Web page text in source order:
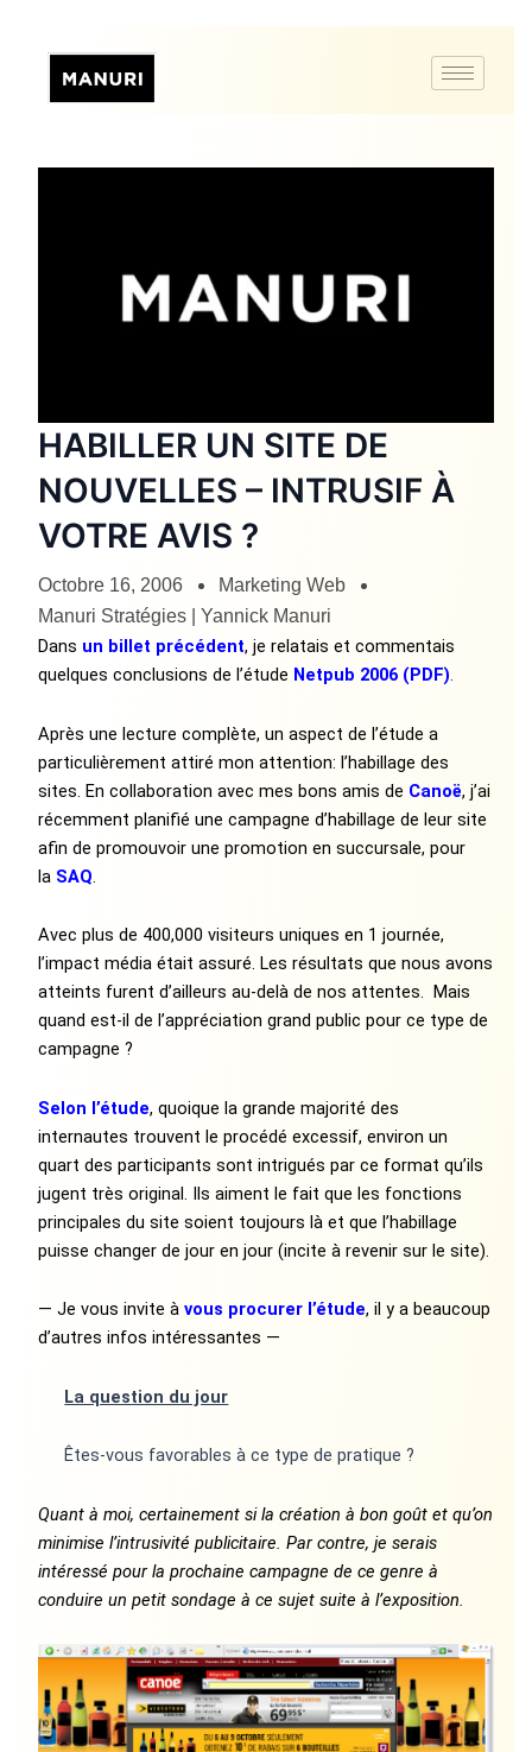
HABILLER UN SITE DE
NOUVELLES – INTRUSIF À
VOTRE AVIS ?
Octobre 16, 2006
Marketing Web
Manuri Stratégies | Yannick Manuri
Dans un billet précédent, je relatais et commentais
quelques conclusions de l’étude Netpub 2006 (PDF).
Après une lecture complète, un aspect de l’étude a
particulièrement attiré mon attention: l’habillage des
sites. En collaboration avec mes bons amis de Canoë, j’ai
récemment planifié une campagne d’habillage de leur site
afin de promouvoir une promotion en succursale, pour
la SAQ
Avec plus de 400,000 visiteurs uniques en 1 journée,
l’impact média était assuré. Les résultats que nous avons
atteints furent d’ailleurs au-delà de nos attentes. Mais
quand est-il de l’appréciation grand public pour ce type de
campagne ?
Selon l’étude, quoique la grande majorité des
internautes trouvent le procédé excessif, environ un
quart des participants sont intrigués par ce format qu’ils
jugent très original. Ils aiment le fait que les fonctions
principales du site soient toujours là et que l’habillage
puisse changer de jour en jour (incite à revenir sur le site).
— Je vous invite àvous procurer l’étude, il y a beaucoup
d’autres infos intéressantes —
La question du jour
Êtes-vous favorables à ce type de pratique ?
Quant à moi, certainement si la création à bon goût et qu’on
minimise l’intrusivité publicitaire. Par contre, je serais
intéressé pour la prochaine campagne de ce genre à
conduire un petit sondage à ce sujet suite à l’exposition.